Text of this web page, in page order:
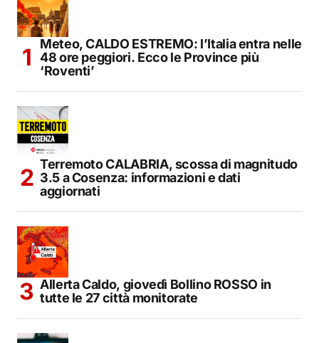
Meteo, CALDO ESTREMO: l’Italia entra nelle
48 ore peggiori. Ecco le Province più
‘Roventi’
Terremoto CALABRIA, scossa di magnitudo
3.5 a Cosenza: informazioni e dati
aggiornati
Allerta Caldo, giovedì Bollino ROSSO in
tutte le 27 città monitorate